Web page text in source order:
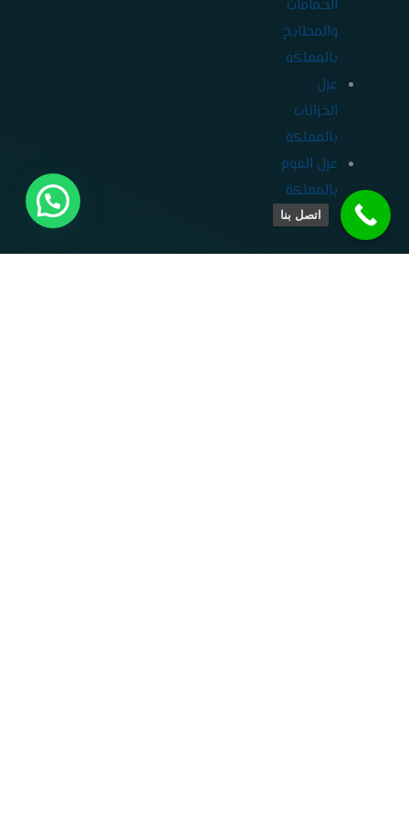
الحمامات
والمطابخ
بالمملكة
عزل
الخزانات
بالمملكة
عزل الفوم
بالمملكة
اتصل بنا